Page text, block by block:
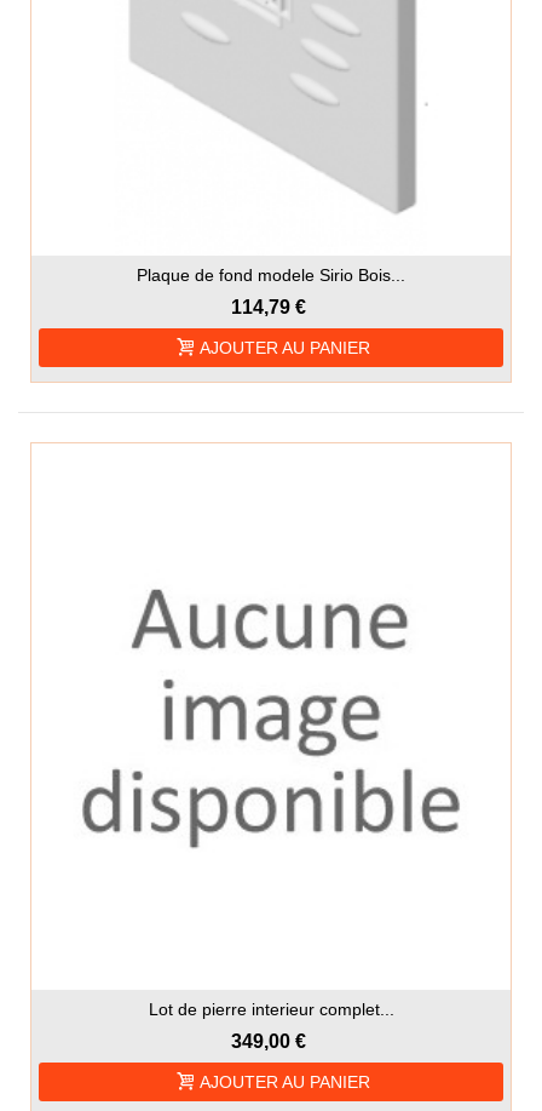
Plaque de fond modele Sirio Bois...
114,79 €
AJOUTER AU PANIER
Lot de pierre interieur complet...
349,00 €
AJOUTER AU PANIER